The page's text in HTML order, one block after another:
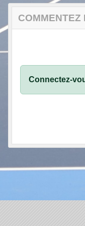
COMMENTEZ
Connectez-